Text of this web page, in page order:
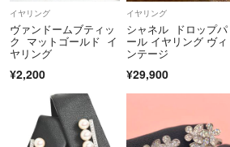
イヤリング
ヴァンドームブティッ
ク マットゴールド イ
ヤリング
¥2,200
イヤリング
シャネル ドロップパ
ール イヤリング ヴィ
ンテージ
¥29,900